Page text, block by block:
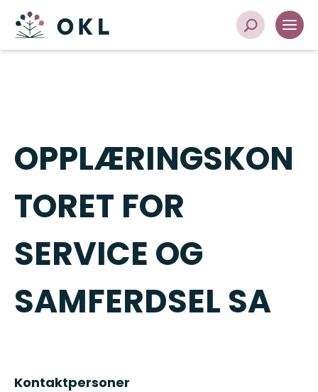
OPPLÆRINGSKON
TORET FOR
SERVICE OG
SAMFERDSEL SA
Kontaktpersoner